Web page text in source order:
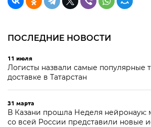
ПОСЛЕДНИЕ НОВОСТИ
11 июля
Логисты назвали самые популярные
доставке в Татарстан
31 марта
В Казани прошла Неделя нейронаук:
со всей России представили новые